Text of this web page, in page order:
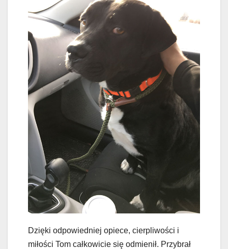
Dzięki odpowiedniej opiece, cierpliwości i
miłości Tom całkowicie się odmienił. Przybrał